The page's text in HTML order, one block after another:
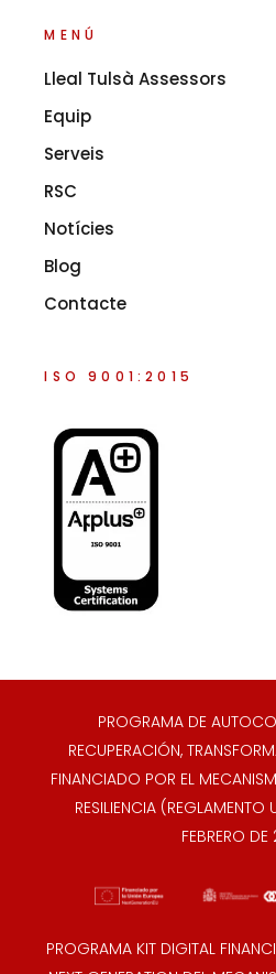
MENÚ
Lleal Tulsà Assessors
Equip
Serveis
RSC
Notícies
Blog
Contacte
ISO 9001:2015
PROGRAMA DE
RECUPERACIÓN,
FINANCIADO POR EL
RESILIENCIA (REGLAMENTO
FEBRERO DE
PROGRAMA KIT DIGITAL